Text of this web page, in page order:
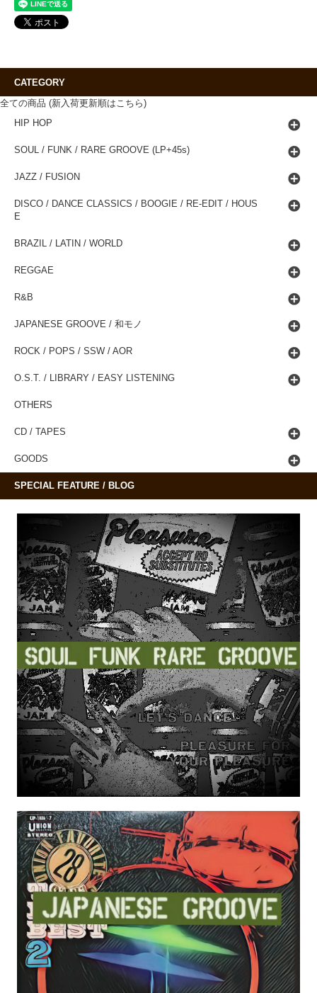
CATEGORY
全ての商品 (新入荷更新順はこちら)
HIP HOP
SOUL / FUNK / RARE GROOVE (LP+45s)
JAZZ / FUSION
DISCO / DANCE CLASSICS / BOOGIE / RE-EDIT / HOUS
E
BRAZIL / LATIN / WORLD
REGGAE
R&B
JAPANESE GROOVE / 和モノ
ROCK / POPS / SSW / AOR
O.S.T. / LIBRARY / EASY LISTENING
OTHERS
CD / TAPES
GOODS
SPECIAL FEATURE / BLOG